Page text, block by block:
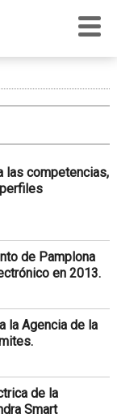
las competencias,
de Pamplona
en 2013.
la Agencia de la
de la
Smart